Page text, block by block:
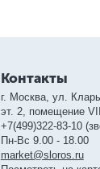
Контакты
г. Москва, ул.
эт. 2, помещение
+7(499)322-83-10
Пн-Вс 9.00 - 18.00
market@sloros.ru